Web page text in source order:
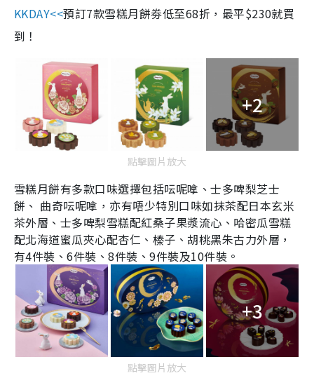
KKDAY<<預訂7款雪糕月餅劵低至68折，最平$230就買
到！
+2
點擊圖片放大
雪糕月餅有多款口味選擇包括呍呢嗱、士多啤梨芝士
餅、 曲奇呍呢嗱，亦有唔少特別口味如抹茶配日本玄米
茶外層、士多啤梨雪糕配紅桑子果漿流心、哈密瓜雪糕
配北海道蜜瓜夾心配杏仁、榛子、胡桃黑朱古力外層，
有4件裝、6件裝、8件裝、9件裝及10件裝。
+3
點擊圖片放大